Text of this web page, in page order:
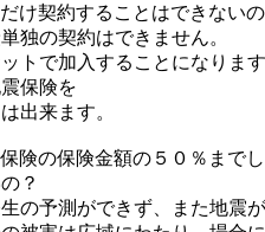
だけ契約することはできない
独の契約はできません。
トで加入することになりま
保険を
出来ます。
保険の保険金額の５０％まで
？
生の予測ができず、また地震が